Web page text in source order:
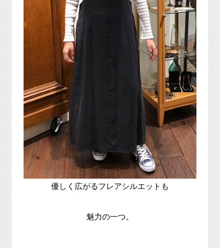
優しく広がるフレアシルエットも
魅力の一つ。